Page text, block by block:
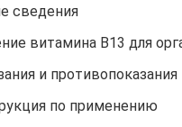
сведения
витамина В13 для
и противопоказания
по применению